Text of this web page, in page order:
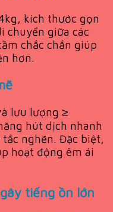
kích thước gọn
chuyển giữa các
chắc chắn giúp
hơn.
lưu lượng ≥
hút dịch nhanh
nghẽn. Đặc biệt,
hoạt động êm ái
tiếng ồn lớn